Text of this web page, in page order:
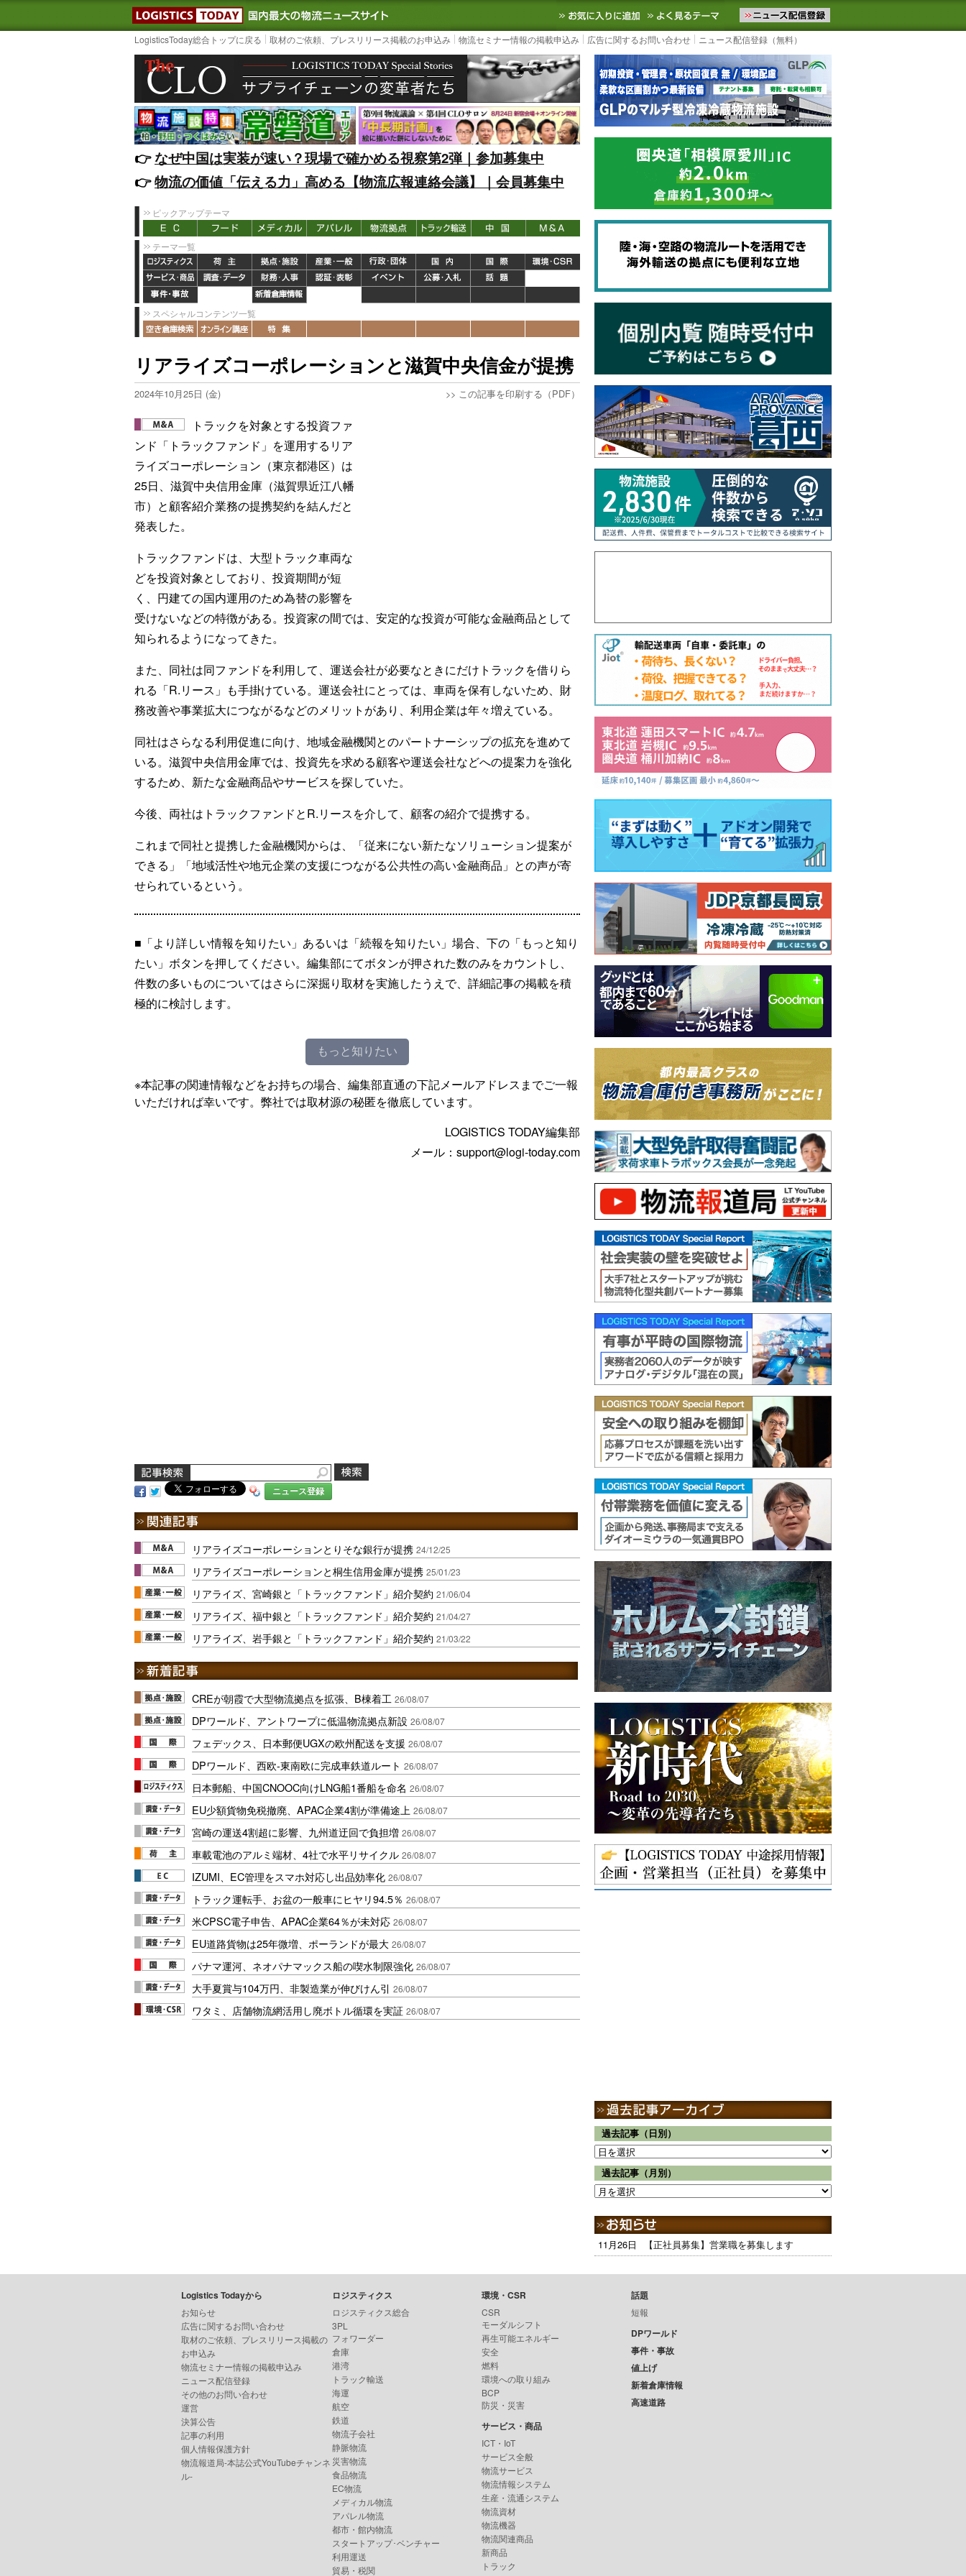
LOGISTICS TODAY｜国内最大の物流ニュースサイト3PL, SCMなど国内外の最新の物流ニュースをお届けします。物流ニュースメール配信を登録す
お気に入りに追加 よく見るテーマ
LogisticsToday総合トップに戻る 取材のご依頼、プレスリリース掲載のお申込み 物流セミナー情報の掲載申込み 広告に関するお問い合わせ ニュース配信登録（無料）
👉️なぜ中国は実装が速い？現場で確かめる視察第2弾｜参加募集中
👉️物流の価値「伝える力」高める【物流広報連絡会議】｜会員募集中
ピックアップテーマ
テーマ一覧
スペシャルコンテンツ一覧
リアライズコーポレーションと滋賀中央信金が提携
2024年10月25日 (金) >> この記事を印刷する（PDF）
トラックを対象とする投資ファ
ンド「トラックファンド」を運用するリア
ライズコーポレーション（東京都港区）は
25日、滋賀中央信用金庫（滋賀県近江八幡
市）と顧客紹介業務の提携契約を結んだと
発表した。
トラックファンドは、大型トラック車両な
どを投資対象としており、投資期間が短
く、円建ての国内運用のため為替の影響を
受けないなどの特徴がある。投資家の間では、安定的な投資が可能な金融商品として
知られるようになってきた。
また、同社は同ファンドを利用して、運送会社が必要なときにだけトラックを借りら
れる「R.リース」も手掛けている。運送会社にとっては、車両を保有しないため、財
務改善や事業拡大につながるなどのメリットがあり、利用企業は年々増えている。
同社はさらなる利用促進に向け、地域金融機関とのパートナーシップの拡充を進めて
いる。滋賀中央信用金庫では、投資先を求める顧客や運送会社などへの提案力を強化
するため、新たな金融商品やサービスを探していた。
今後、両社はトラックファンドとR.リースを介して、顧客の紹介で提携する。
これまで同社と提携した金融機関からは、「従来にない新たなソリューション提案が
できる」「地域活性や地元企業の支援につながる公共性の高い金融商品」との声が寄
せられているという。
■「より詳しい情報を知りたい」あるいは「続報を知りたい」場合、下の「もっと知り
たい」ボタンを押してください。編集部にてボタンが押された数のみをカウントし、
件数の多いものについてはさらに深掘り取材を実施したうえで、詳細記事の掲載を積
極的に検討します。
もっと知りたい
※本記事の関連情報などをお持ちの場合、編集部直通の下記メールアドレスまでご一報
いただければ幸いです。弊社では取材源の秘匿を徹底しています。
LOGISTICS TODAY編集部
メール：support@logi-today.com
ニュース登録
リアライズコーポレーションとりそな銀行が提携 24/12/25
リアライズコーポレーションと桐生信用金庫が提携 25/01/23
リアライズ、宮崎銀と「トラックファンド」紹介契約 21/06/04
リアライズ、福中銀と「トラックファンド」紹介契約 21/04/27
リアライズ、岩手銀と「トラックファンド」紹介契約 21/03/22
CREが朝霞で大型物流拠点を拡張、B棟着工 26/08/07
DPワールド、アントワープに低温物流拠点新設 26/08/07
フェデックス、日本郵便UGXの欧州配送を支援 26/08/07
DPワールド、西欧-東南欧に完成車鉄道ルート 26/08/07
日本郵船、中国CNOOC向けLNG船1番船を命名 26/08/07
EU少額貨物免税撤廃、APAC企業4割が準備途上 26/08/07
宮崎の運送4割超に影響、九州道迂回で負担増 26/08/07
車載電池のアルミ端材、4社で水平リサイクル 26/08/07
IZUMI、EC管理をスマホ対応し出品効率化 26/08/07
トラック運転手、お盆の一般車にヒヤリ94.5％ 26/08/07
米CPSC電子申告、APAC企業64％が未対応 26/08/07
EU道路貨物は25年微増、ポーランドが最大 26/08/07
パナマ運河、ネオパナマックス船の喫水制限強化 26/08/07
大手夏賞与104万円、非製造業が伸びけん引 26/08/07
ワタミ、店舗物流網活用し廃ボトル循環を実証 26/08/07
過去記事（日別）
過去記事（月別）
11月26日 【正社員募集】営業職を募集します
Logistics Todayから
お知らせ
広告に関するお問い合わせ
取材のご依頼、プレスリリース掲載の
お申込み
物流セミナー情報の掲載申込み
ニュース配信登録
その他のお問い合わせ
運営
決算公告
記事の利用
個人情報保護方針
物流報道局-本誌公式YouTubeチャンネ
ル-
ロジスティクス
ロジスティクス総合
3PL
フォワーダー
倉庫
港湾
トラック輸送
海運
航空
鉄道
物流子会社
静脈物流
災害物流
食品物流
EC物流
メディカル物流
アパレル物流
都市・館内物流
スタートアップ･ベンチャー
利用運送
貿易・税関
環境・CSR
CSR
モーダルシフト
再生可能エネルギー
安全
燃料
環境への取り組み
BCP
防災・災害
サービス・商品
ICT・IoT
サービス全般
物流サービス
物流情報システム
生産・流通システム
物流資材
物流機器
物流関連商品
新商品
トラック
話題
短報
DPワールド
事件・事故
値上げ
新着倉庫情報
高速道路